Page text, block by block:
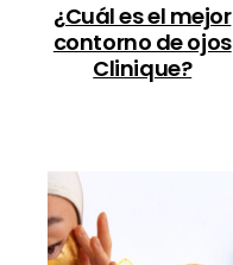
¿Cuál es el mejor
contorno de ojos
Clinique?